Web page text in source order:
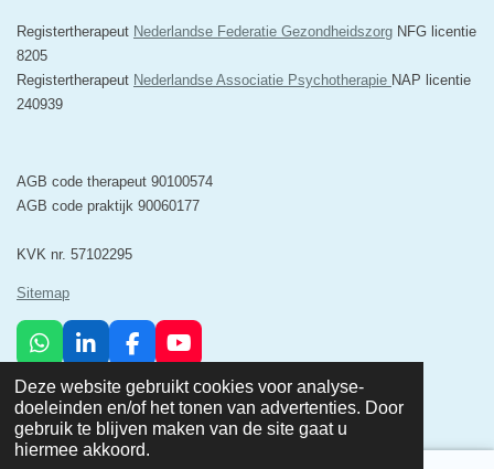
Deze website gebruikt cookies voor analyse-
doeleinden en/of het tonen van advertenties. Door
gebruik te blijven maken van de site gaat u
hiermee akkoord.
Registertherapeut Nederlandse Federatie Gezondheidszorg NFG licentie
8205
Registertherapeut Nederlandse Associatie Psychotherapie NAP licentie
240939
AGB code therapeut 90100574
AGB code praktijk 90060177
KVK nr. 57102295
Sitemap
W
a
t
s
A
L
n
k
e
d
F
c
e
b
o
Y
u
T
u
© 2025 Minerva Psychosociale Zorg & Relatietherapie Breda
Powered byJouwWeb